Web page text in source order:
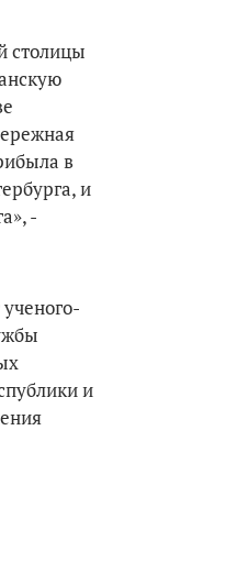
столицы
в
и
-
и